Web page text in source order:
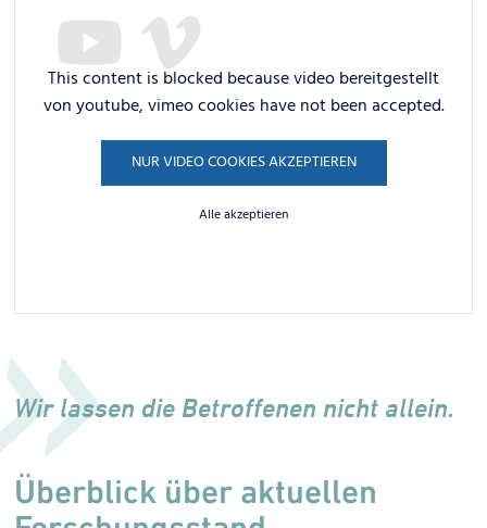
This content is blocked because video bereitgestellt
von youtube, vimeo cookies have not been accepted.
NUR VIDEO COOKIES AKZEPTIEREN
Alle akzeptieren
Wir lassen die Betroffenen nicht allein.
Überblick über aktuellen